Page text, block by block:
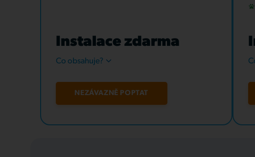
Instalace zdarma
Co obsahuje?
NEZÁVAZNĚ POPTAT